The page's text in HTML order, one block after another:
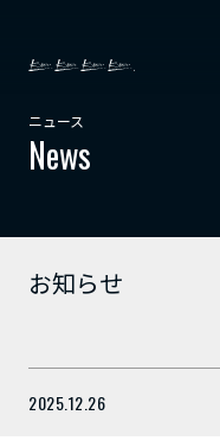
ニュース
News
お知らせ
2025.12.26